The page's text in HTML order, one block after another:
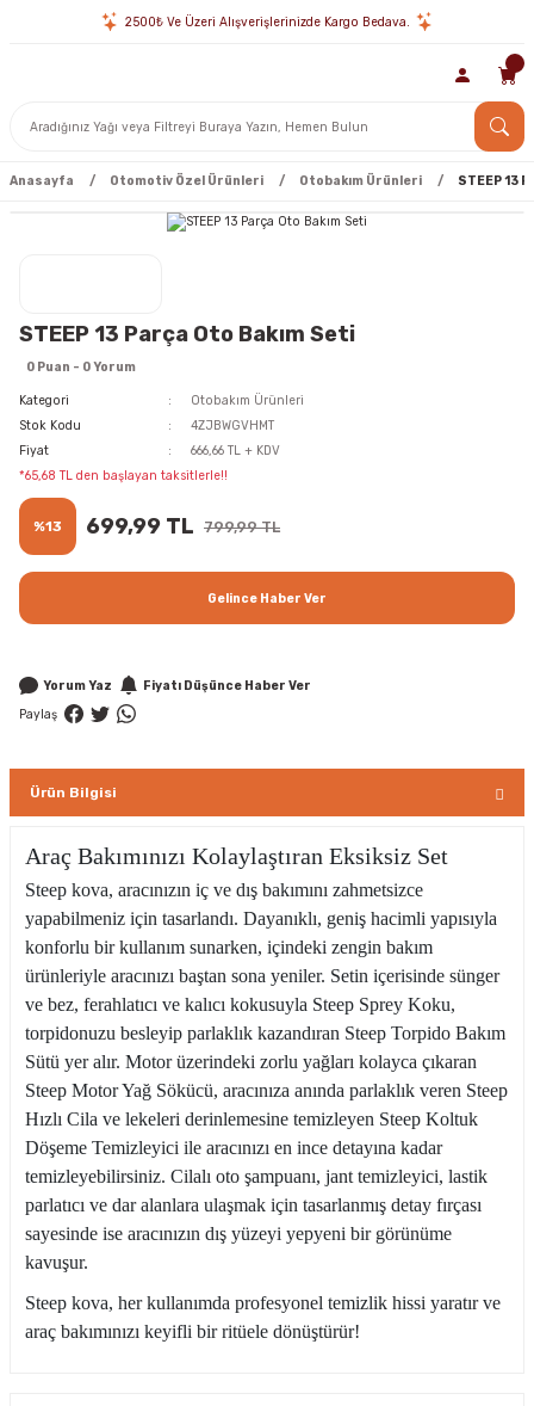
2500₺ Ve Üzeri Alışverişlerinizde Kargo Bedava.
Anasayfa Otomotiv Özel Ürünleri Otobakım Ürünleri STEEP 13
STEEP 13 Parça Oto Bakım Seti
0 Puan - 0 Yorum
Kategori
Otobakım Ürünleri
Stok Kodu
4ZJBWGVHMT
Fiyat
666,66 TL + KDV
*65,68 TL den başlayan taksitlerle!!
%13 699,99 TL 799,99 TL
Gelince Haber Ver
Yorum Yaz
Fiyatı Düşünce Haber Ver
Paylaş
Ürün Bilgisi
Araç Bakımınızı Kolaylaştıran Eksiksiz Set
Steep kova, aracınızın iç ve dış bakımını zahmetsizce
yapabilmeniz için tasarlandı. Dayanıklı, geniş hacimli yapısıyla
konforlu bir kullanım sunarken, içindeki zengin bakım
ürünleriyle aracınızı baştan sona yeniler. Setin içerisinde sünger
ve bez, ferahlatıcı ve kalıcı kokusuyla Steep Sprey Koku,
torpidonuzu besleyip parlaklık kazandıran Steep Torpido Bakım
Sütü yer alır. Motor üzerindeki zorlu yağları kolayca çıkaran
Steep Motor Yağ Sökücü, aracınıza anında parlaklık veren Steep
Hızlı Cila ve lekeleri derinlemesine temizleyen Steep Koltuk
Döşeme Temizleyici ile aracınızı en ince detayına kadar
temizleyebilirsiniz. Cilalı oto şampuanı, jant temizleyici, lastik
parlatıcı ve dar alanlara ulaşmak için tasarlanmış detay fırçası
sayesinde ise aracınızın dış yüzeyi yepyeni bir görünüme
kavuşur.
Steep kova, her kullanımda profesyonel temizlik hissi yaratır ve
araç bakımınızı keyifli bir ritüele dönüştürür!